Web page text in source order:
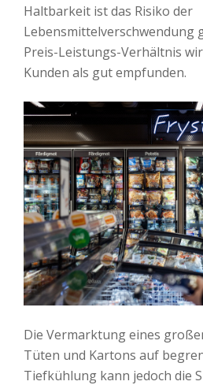
Haltbarkeit ist das Risiko der
Lebensmittelverschwendung
Preis-Leistungs-Verhältnis
Kunden als gut empfunden.
Die Vermarktung eines
Tüten und Kartons auf
Tiefkühlung kann jedoch die